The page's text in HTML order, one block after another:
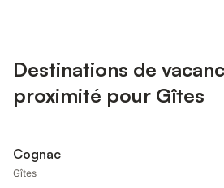
Destinations de
proximité pour Gîtes
Cognac
Gîtes